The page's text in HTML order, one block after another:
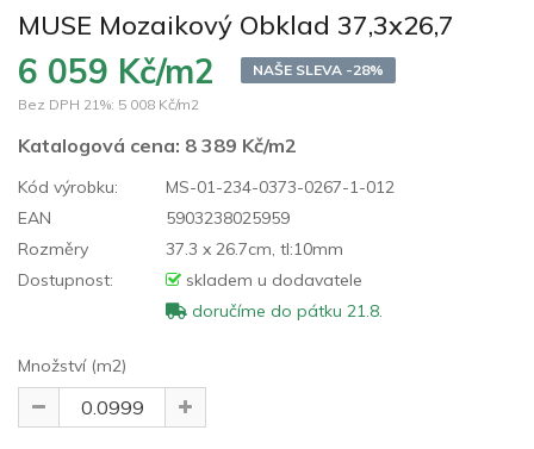
MUSE Mozaikový Obklad 37,3x26,7
6 059 Kč/m2
NAŠE SLEVA -28%
Bez DPH 21%: 5 008 Kč/m2
Katalogová cena: 8 389 Kč/m2
Kód výrobku:
MS-01-234-0373-0267-1-012
EAN
5903238025959
Rozměry
37.3 x 26.7cm, tl:10mm
Dostupnost:
skladem u dodavatele
doručíme do pátku 21.8.
Množství (m2)